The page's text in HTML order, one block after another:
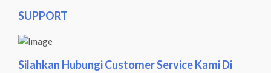
SUPPORT
Silahkan Hubungi Customer Service Kami Di